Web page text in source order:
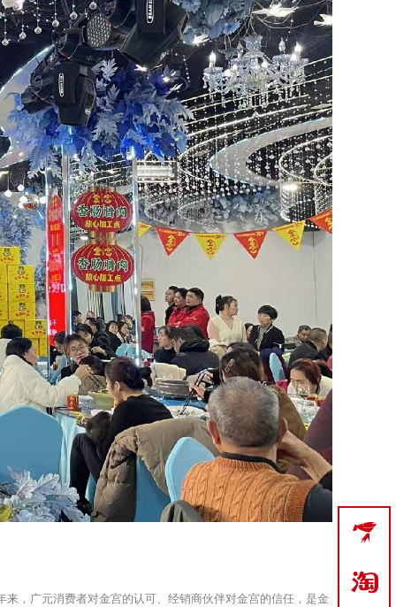
，广元消费者对金宫的认可、经销商伙伴对金宫的信任，是金

